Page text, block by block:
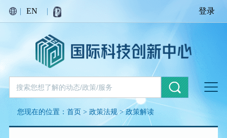
| EN | 登录
您现在的位置：首页 >政策法规>政策解读